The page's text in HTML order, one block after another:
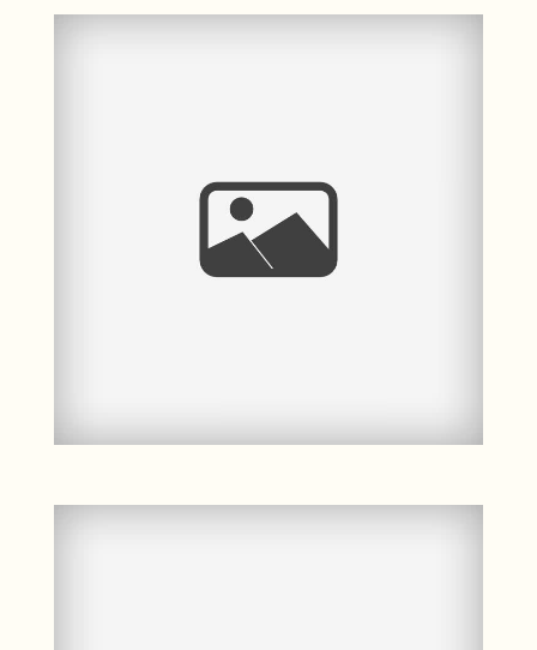
Schnee |
Babybauchfotografie
Greifswald